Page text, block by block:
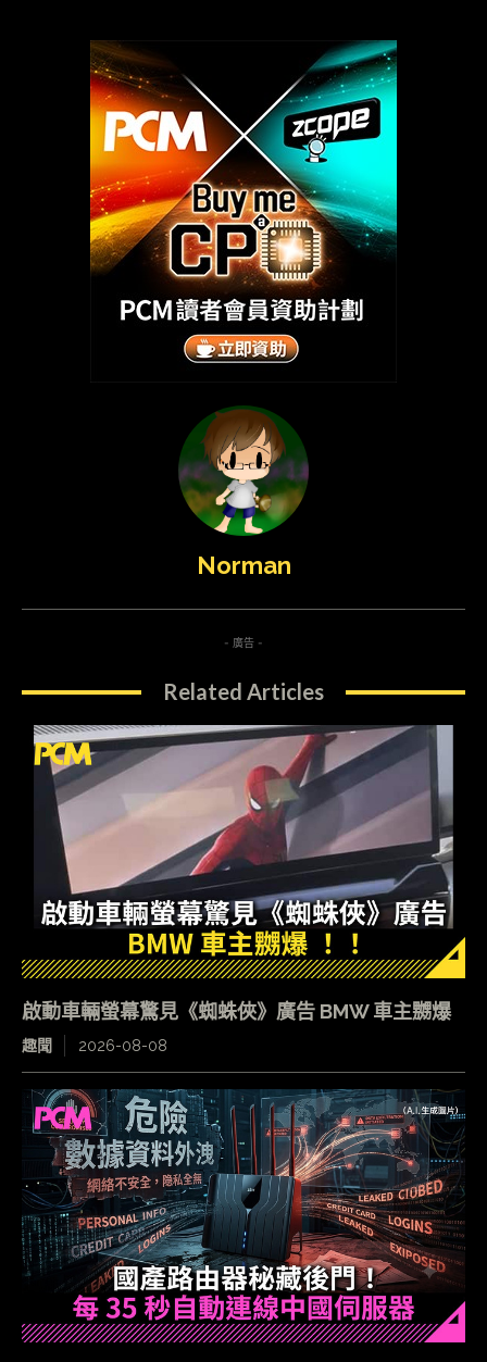
Norman
- 廣告 -
Related Articles
啟動車輛螢幕驚見《蜘蛛俠》廣告 BMW 車主嬲爆
趣聞 2026-08-08